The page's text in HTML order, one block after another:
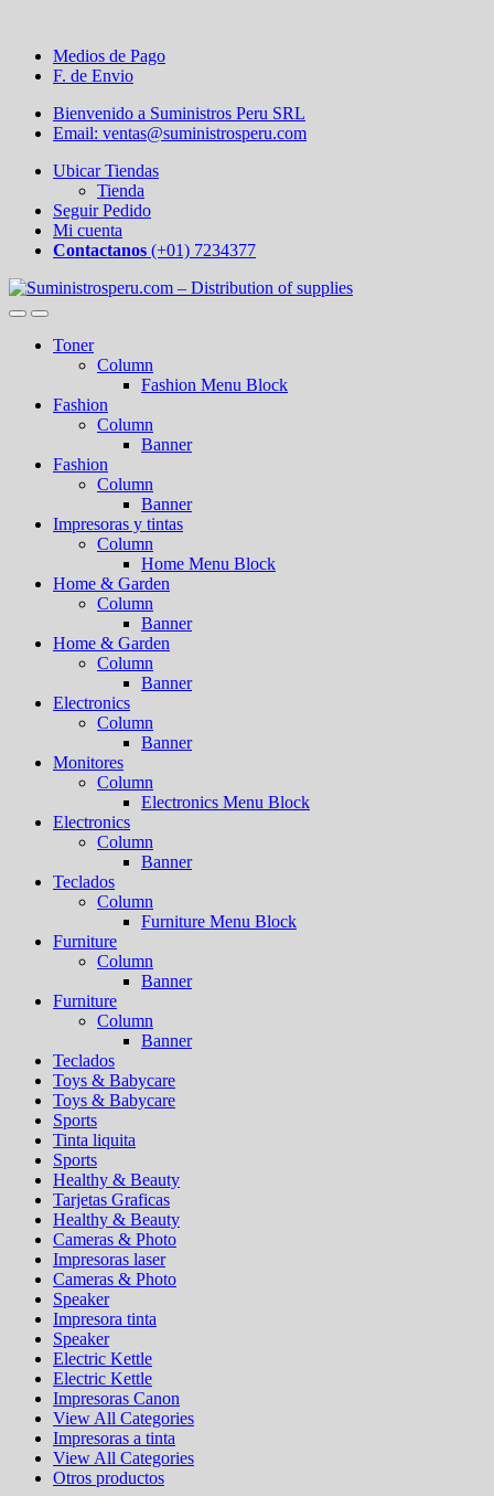
Medios de Pago
F. de Envio
Bienvenido a Suministros Peru SRL
Email: ventas@suministrosperu.com
Ubicar Tiendas
Tienda
Seguir Pedido
Mi cuenta
Contactanos (+01) 7234377
Toner
Column
Fashion Menu Block
Fashion
Column
Banner
Fashion
Column
Banner
Impresoras y tintas
Column
Home Menu Block
Home & Garden
Column
Banner
Home & Garden
Column
Banner
Electronics
Column
Banner
Monitores
Column
Electronics Menu Block
Electronics
Column
Banner
Teclados
Column
Furniture Menu Block
Furniture
Column
Banner
Furniture
Column
Banner
Teclados
Toys & Babycare
Toys & Babycare
Sports
Tinta liquita
Sports
Healthy & Beauty
Tarjetas Graficas
Healthy & Beauty
Cameras & Photo
Impresoras laser
Cameras & Photo
Speaker
Impresora tinta
Speaker
Electric Kettle
Electric Kettle
Impresoras Canon
View All Categories
Impresoras a tinta
View All Categories
Otros productos